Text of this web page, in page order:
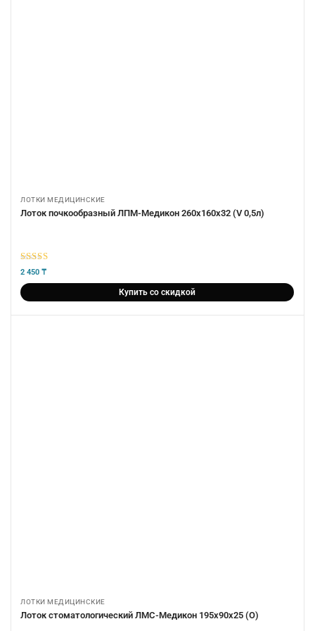
ЛОТКИ МЕДИЦИНСКИЕ
Лоток почкообразный ЛПМ-Медикон 260х160х32 (V 0,5л)
5 из 5
2 450 ₸
Купить со скидкой
ЛОТКИ МЕДИЦИНСКИЕ
Лоток стоматологический ЛМС-Медикон 195х90х25 (О)